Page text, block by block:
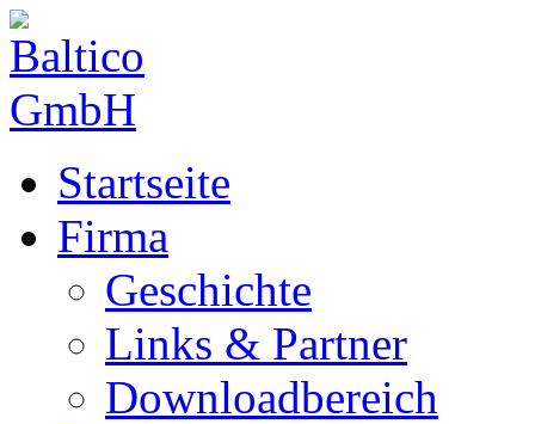
Startseite
Firma
Geschichte
Links & Partner
Downloadbereich